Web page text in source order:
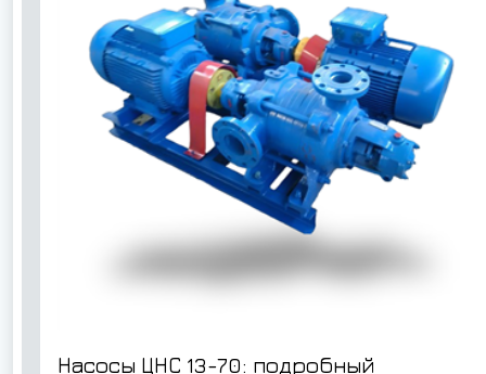
Насосы ЦНС 13-70: подробный